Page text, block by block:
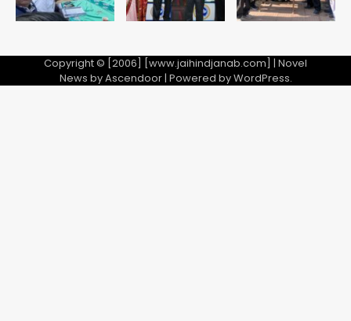
Copyright © [2006] [www.jaihindjanab.com] | Novel
News byAscendoor| Powered byWordPress.